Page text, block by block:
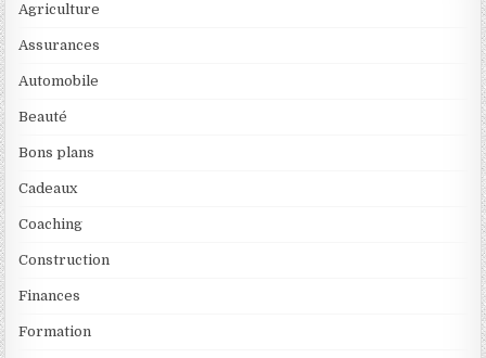
Agriculture
Assurances
Automobile
Beauté
Bons plans
Cadeaux
Coaching
Construction
Finances
Formation